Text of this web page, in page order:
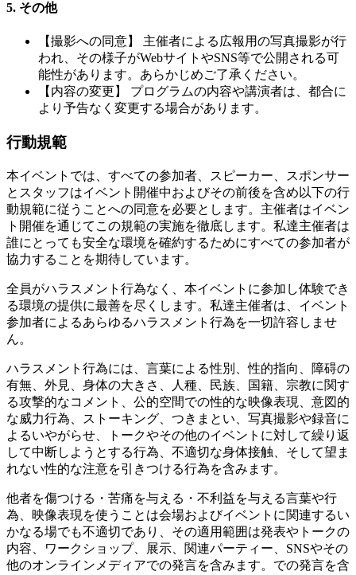
5. その他
【撮影への同意】 主催者による広報用の写真撮影が行
われ、その様子がWebサイトやSNS等で公開される可
能性があります。あらかじめご了承ください。
【内容の変更】 プログラムの内容や講演者は、都合に
より予告なく変更する場合があります。
行動規範
本イベントでは、すべての参加者、スピーカー、スポンサー
とスタッフはイベント開催中およびその前後を含め以下の行
動規範に従うことへの同意を必要とします。主催者はイベン
ト開催を通じてこの規範の実施を徹底します。私達主催者は
誰にとっても安全な環境を確約するためにすべての参加者が
協力することを期待しています。
全員がハラスメント行為なく、本イベントに参加し体験でき
る環境の提供に最善を尽くします。私達主催者は、イベント
参加者によるあらゆるハラスメント行為を一切許容しませ
ん。
ハラスメント行為には、言葉による性別、性的指向、障碍の
有無、外見、身体の大きさ、人種、民族、国籍、宗教に関す
る攻撃的なコメント、公的空間での性的な映像表現、意図的
な威力行為、ストーキング、つきまとい、写真撮影や録音に
よるいやがらせ、トークやその他のイベントに対して繰り返
して中断しようとする行為、不適切な身体接触、そして望ま
れない性的な注意を引きつける行為を含みます。
他者を傷つける・苦痛を与える・不利益を与える言葉や行
為、映像表現を使うことは会場およびイベントに関連するい
かなる場でも不適切であり、その適用範囲は発表やトークの
内容、ワークショップ、展示、関連パーティー、SNSやその
他のオンラインメディアでの発言を含みます。での発言を含